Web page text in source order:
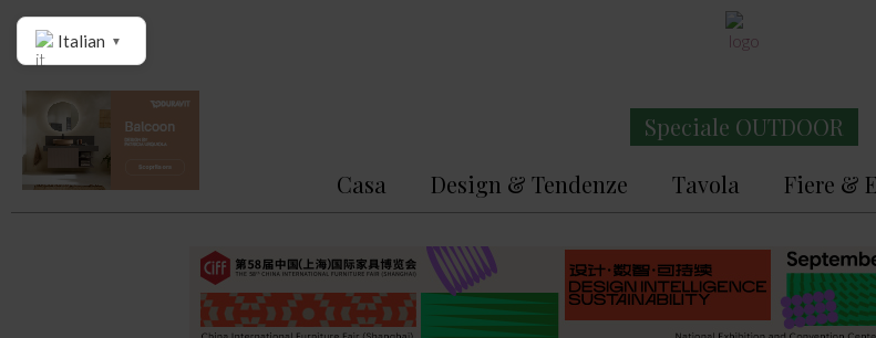
Speciale OUTDOOR
Casa
Design & Tendenze Tavola Fiere &
Italian ▼